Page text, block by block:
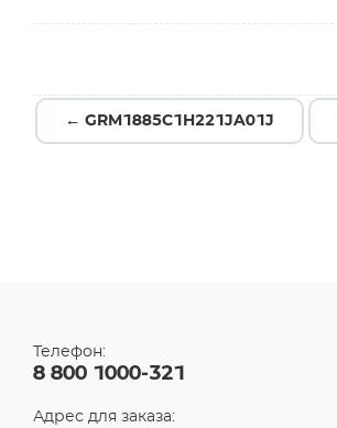
← GRM1885C1H221JA01J
Телефон:
8 800 1000-321
Адрес для заказа: